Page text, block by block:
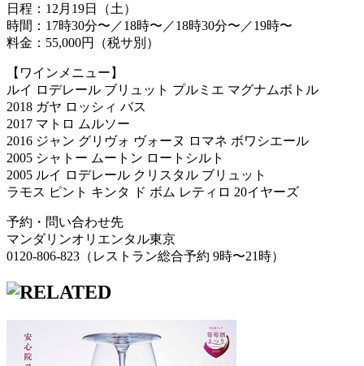
日程：12月19日（土）
時間：17時30分〜／18時〜／18時30分〜／19時〜
料金：55,000円（税サ別）
【ワインメニュー】
ルイ ロデレール ブリュット プルミエ マグナムボトル
2018 ガヤ ロッシィ バス
2017 マトロ ムルソー
2016 ジャン グリヴォ ヴォーヌ ロマネ ボワシエール
2005 シャトー ムートン ロートシルト
2005 ルイ ロデレール クリスタル ブリュット
ラモス ピント キンタ ド ボム レティロ 20イヤーズ
予約・問い合わせ先
マンダリンオリエンタル東京
0120-806-823（レストラン総合予約 9時〜21時）